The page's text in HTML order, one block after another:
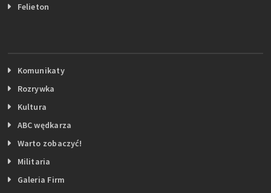
Felieton
Komunikaty
Rozrywka
Kultura
ABC wędkarza
Warto zobaczyć!
Militaria
Galeria Firm